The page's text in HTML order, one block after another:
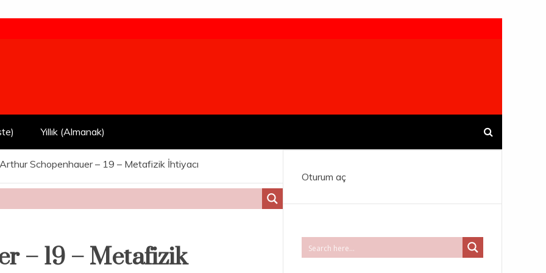
Yıllık (Almanak)
Arthur Schopenhauer – 19 – Metafizik İhtiyacı
– 19 – Metafizik
Oturum aç